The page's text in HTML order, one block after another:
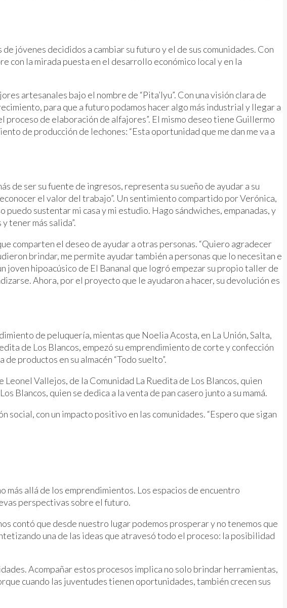
jóvenes decididos a cambiar su futuro y el de sus comunidades. Con
con la mirada puesta en el desarrollo económico local y en la
artesanales bajo el nombre de “Pita’Iyu”. Con una visión clara de
para que a futuro podamos hacer algo más industrial y llegar a
proceso de elaboración de alfajores”. El mismo deseo tiene Guillermo
de producción de lechones: “Esta oportunidad que me dan me va a
de ser su fuente de ingresos, representa su sueño de ayudar a su
el valor del trabajo”. Un sentimiento compartido por Verónica,
sustentar mi casa y mi estudio. Hago sándwiches, empanadas, y
tener más salida”.
comparten el deseo de ayudar a otras personas. “Quiero agradecer
brindar, me permite ayudar también a personas que lo necesitan e
joven hipoacúsico de El Bananal que logró empezar su propio taller de
Ahora, por el proyecto que le ayudaron a hacer, su devolución es
de peluquería, mientas que Noelia Acosta, en La Unión, Salta,
de Los Blancos, empezó su emprendimiento de corte y confección
productos en su almacén “Todo suelto”.
Vallejos, de la Comunidad La Ruedita de Los Blancos, quien
Blancos, quien se dedica a la venta de pan casero junto a su mamá.
con un impacto positivo en las comunidades. “Espero que sigan
allá de los emprendimientos. Los espacios de encuentro
perspectivas sobre el futuro.
contó que desde nuestro lugar podemos prosperar y no tenemos que
una de las ideas que atravesó todo el proceso: la posibilidad
Acompañar estos procesos implica no solo brindar herramientas,
cuando las juventudes tienen oportunidades, también crecen sus